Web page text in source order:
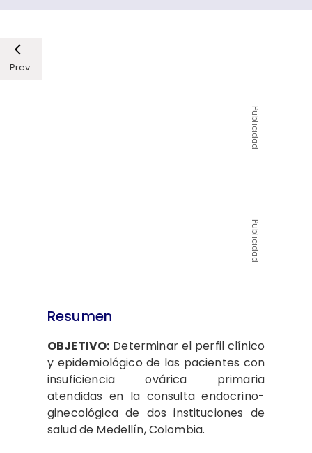
Prev.
Publicidad
Publicidad
Resumen
OBJETIVO: Determinar el perfil clínico
y epidemiológico de las pacientes con
insuficiencia ovárica primaria
atendidas en la consulta endocrino-
ginecológica de dos instituciones de
salud de Medellín, Colombia.